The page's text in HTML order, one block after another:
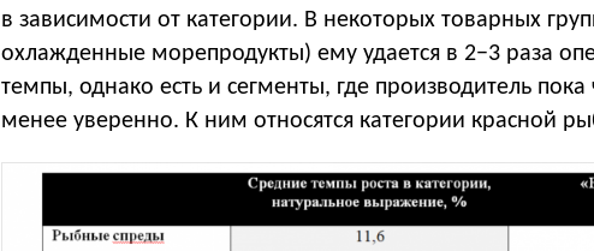
в зависимости от категории. В некоторых товарных
охлажденные морепродукты) ему удается в 2−3 раза
темпы, однако есть и сегменты, где производитель пока
менее уверенно. К ним относятся категории красной